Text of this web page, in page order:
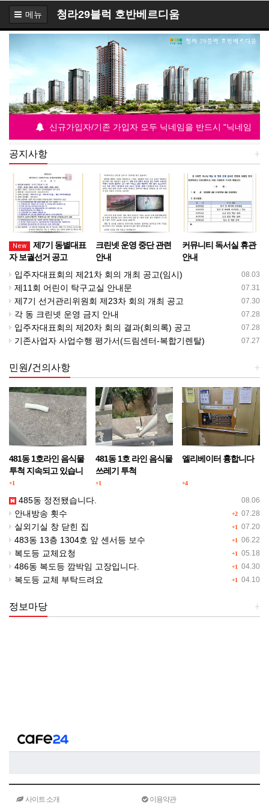
메뉴 청라29블럭 호반베르디움
신규가입자/기존 가입자 모두 닉네임을 반드시 "닉네임 동
+
공지사항
New
제7기 동별대표
자 보궐선거 공고
크린넷 운영 중단 관련
안내
커뮤니티 독서실 휴관
안내
08.03
입주자대표회의 제21차 회의 개최 공고(임시)
07.31
제11회 어린이 탁구교실 안내문
07.30
제7기 선거관리위원회 제23차 회의 개최 공고
07.28
각 동 크린넷 운영 금지 안내
07.28
입주자대표회의 제20차 회의 결과(회의록) 공고
07.27
기존사업자 사업수행 평가서(드림센터-복합기렌탈)
+
민원/건의사항
481동 1호라인 음식물
투척 지속되고 있습니
다.
+1
481동 1호 라인 음식물
쓰레기 투척
+1
엘리베이터 흉합니다
+4
08.06
485동 정전됐습니다.
+2 07.28
안내방송 횟수
+1 07.20
실외기실 창 닫힌 집
+1 06.22
483동 13층 1304호 앞 센서등 보수
+1 05.18
복도등 교체요청
+1 04.30
486동 복도등 깜박임 고장입니다.
+1 04.10
복도등 교체 부탁드려요
+
정보마당
사이트 소개 이용약관